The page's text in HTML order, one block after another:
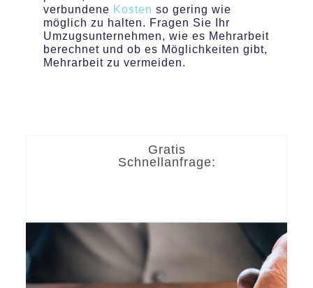
verbundene Kosten so gering wie
möglich zu halten. Fragen Sie Ihr
Umzugsunternehmen, wie es Mehrarbeit
berechnet und ob es Möglichkeiten gibt,
Mehrarbeit zu vermeiden.
Gratis
Schnellanfrage: